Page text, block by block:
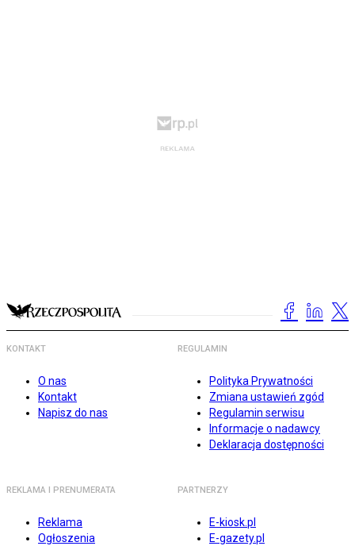
KONTAKT
O nas
Kontakt
Napisz do nas
REGULAMIN
Polityka Prywatności
Zmiana ustawień zgód
Regulamin serwisu
Informacje o nadawcy
Deklaracja dostępności
REKLAMA I PRENUMERATA
Reklama
Ogłoszenia
PARTNERZY
E-kiosk.pl
E-gazety.pl